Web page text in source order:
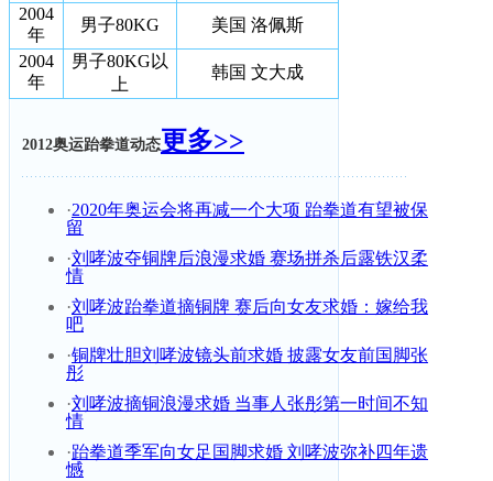
2004
年
男子80KG
美国 洛佩斯
2004
年
男子80KG以
上
韩国 文大成
2012奥运跆拳道动态更多>>
·2020年奥运会将再减一个大项 跆拳道有望被保
留
·刘哮波夺铜牌后浪漫求婚 赛场拼杀后露铁汉柔
情
·刘哮波跆拳道摘铜牌 赛后向女友求婚：嫁给我
吧
·铜牌壮胆刘哮波镜头前求婚 披露女友前国脚张
彤
·刘哮波摘铜浪漫求婚 当事人张彤第一时间不知
情
·跆拳道季军向女足国脚求婚 刘哮波弥补四年遗
憾